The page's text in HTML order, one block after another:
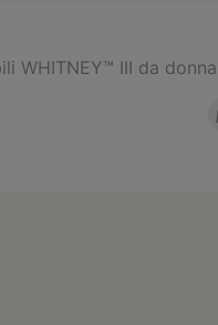
WHITNEY™ III da donna